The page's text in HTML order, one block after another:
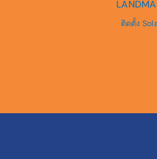
ติดตั้ง